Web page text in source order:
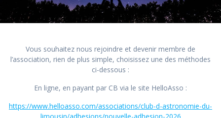
Vous souhaitez nous rejoindre et devenir membre de
l’association, rien de plus simple, choisissez une des méthodes
ci-dessous :
En ligne, en payant par CB via le site HelloAsso :
https://www.helloasso.com/associations/club-d-astronomie-du-